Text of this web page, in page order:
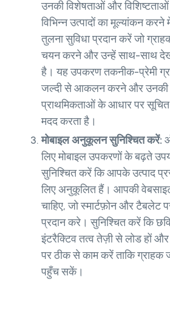
उनकी विशेषताओं और
विभिन्न उत्पादों का मूल्यांकन
तुलना सुविधा प्रदान करें जो
चयन करने और उन्हें साथ-साथ
है। यह उपकरण तकनीक-प्रेमी
जल्दी से आकलन करने और
प्राथमिकताओं के आधार पर सूचित
मदद करता है।
मोबाइल अनुकूलन सुनिश्चित करें:
लिए मोबाइल उपकरणों के बढ़ते
सुनिश्चित करें कि आपके उत्पाद
लिए अनुकूलित हैं। आपकी वेबसाइट
चाहिए, जो स्मार्टफ़ोन और
प्रदान करे। सुनिश्चित करें कि
इंटरैक्टिव तत्व तेज़ी से लोड हों
पर ठीक से काम करें ताकि ग्राहक
पहुँच सकें।